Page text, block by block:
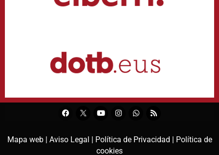
Mapa web | Aviso Legal | Política de Privacidad | Política de
cookies